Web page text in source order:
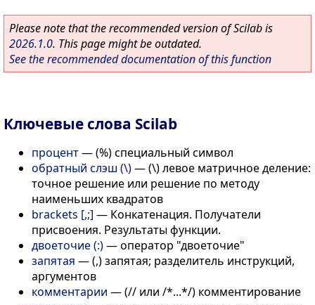
Please note that the recommended version of Scilab is
2026.1.0. This page might be outdated.
See the recommended documentation of this function
Ключевые слова Scilab
процент—(%) специальный символ
обратный слэш (\)—(\) левое матричное деление:
точное решение или решение по методу
наименьших квадратов
brackets [,;] — Конкатенация. Получатели
присвоения. Результаты функции.
двоеточие (:)—оператор "двоеточие"
запятая —(,) запятая; разделитель инструкций,
аргументов
комментарии —(// или /*...*/) комментирование